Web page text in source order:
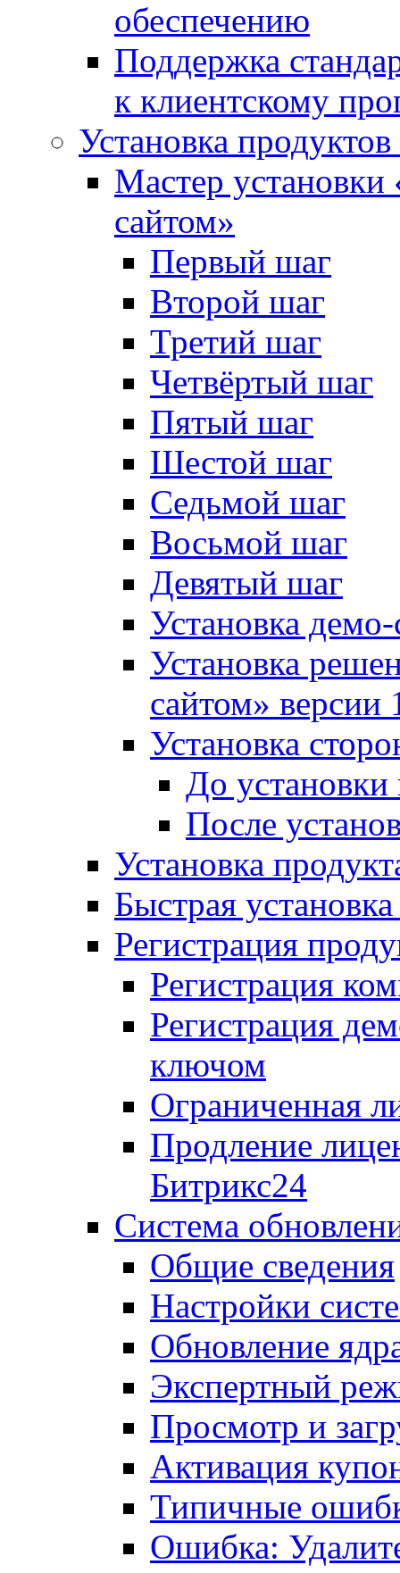
обеспечению
Поддержка
к клиентскому
Установка
Мастер
сайтом»
Первый шаг
Второй шаг
Третий шаг
Четвёртый шаг
Пятый шаг
Шестой шаг
Седьмой шаг
Восьмой шаг
Девятый шаг
Установка
Установка
сайтом»
Установка
До установки
После
Установка
Быстрая
Регистрация
Регистрация
Регистрация
ключом
Ограниченная
Продление
Битрикс24
Система
Общие сведения
Настройки
Обновление
Экспертный
Просмотр и
Активация
Типичные
Ошибка: